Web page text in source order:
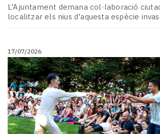
L'Ajuntament demana col·laboració
localitzar els nius d'aquesta espècie
17/07/2026